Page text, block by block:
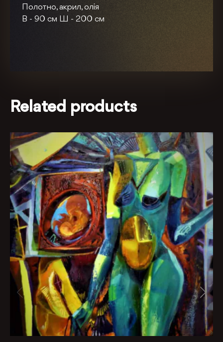
Полотно, акрил, олія
В - 90 см Ш - 200 см
Related products